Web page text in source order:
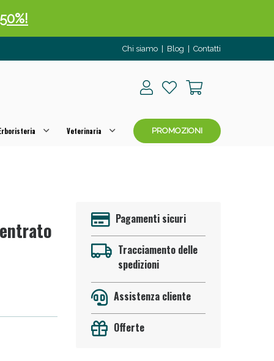
Chi siamo Blog Contatti
Veterinaria PROMOZIONI
Pagamenti sicuri
Tracciamento delle
spedizioni
Assistenza cliente
Offerte